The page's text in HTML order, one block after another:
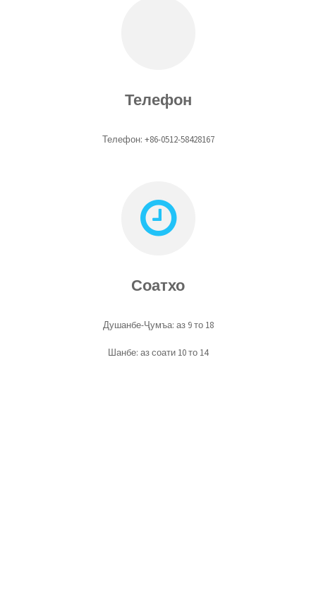
Телефон
Телефон: +86-0512-58428167
Соатхо
Душанбе-Ҷумъа: аз 9 то 18
Шанбе: аз соати 10 то 14